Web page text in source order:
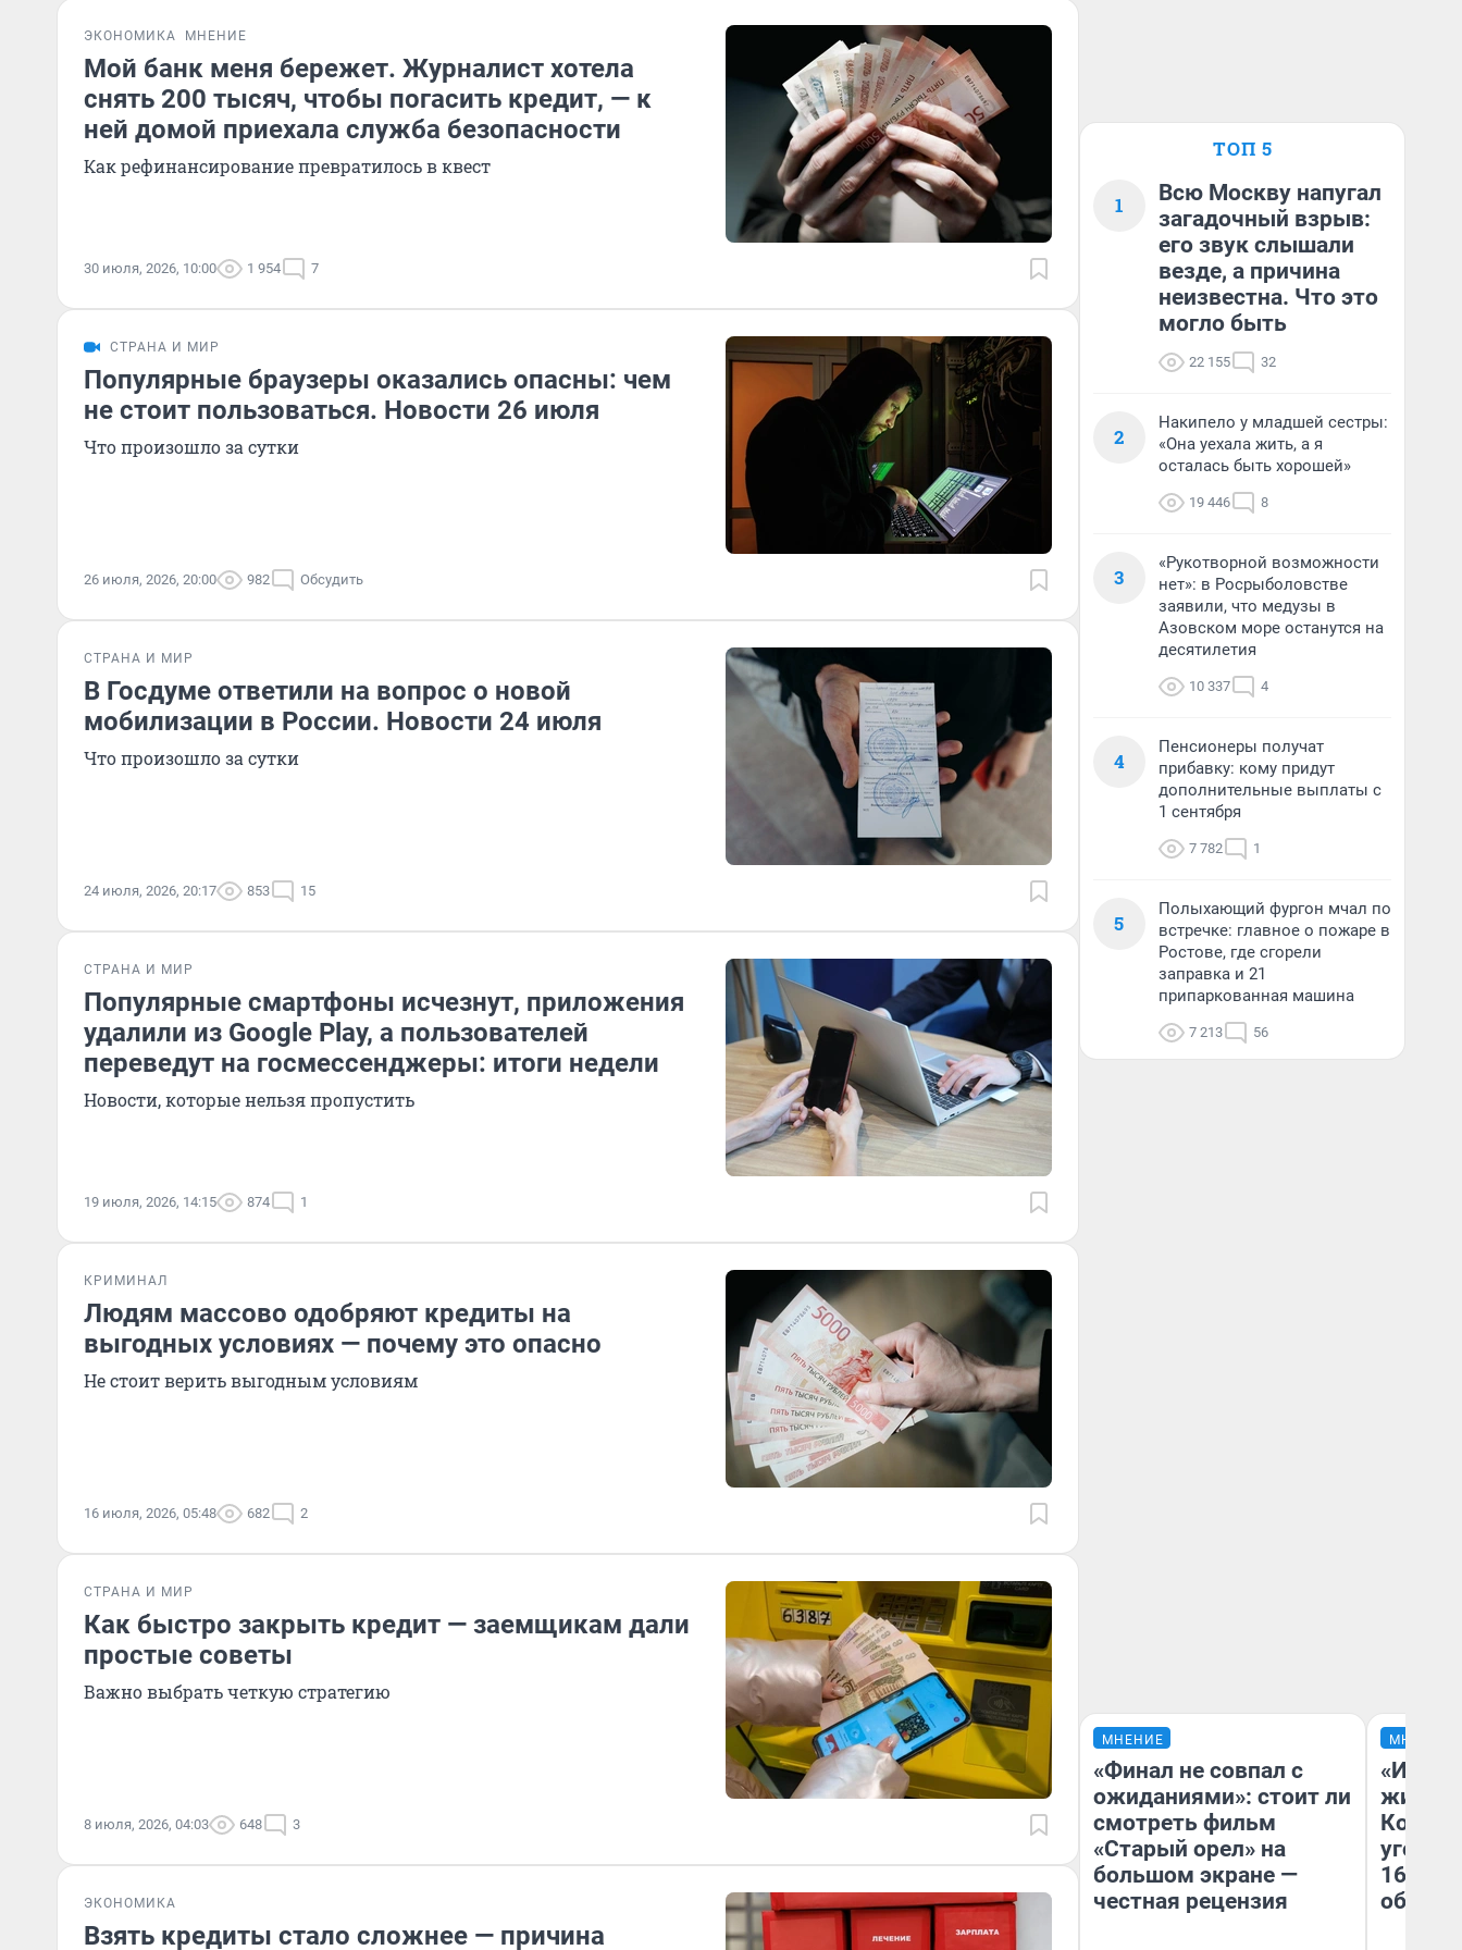
ЭКОНОМИКА МНЕНИЕ
Мой банк меня бережет. Журналист хотела
снять 200 тысяч, чтобы погасить кредит, — к
ней домой приехала служба безопасности
Как рефинансирование превратилось в квест
30 июля, 2026, 10:00 1 954 7
СТРАНА И МИР
Популярные браузеры оказались опасны: чем
не стоит пользоваться. Новости 26 июля
Что произошло за сутки
26 июля, 2026, 20:00 982 Обсудить
СТРАНА И МИР
В Госдуме ответили на вопрос о новой
мобилизации в России. Новости 24 июля
Что произошло за сутки
24 июля, 2026, 20:17 853 15
СТРАНА И МИР
Популярные смартфоны исчезнут, приложения
удалили из Google Play, а пользователей
переведут на госмессенджеры: итоги недели
Новости, которые нельзя пропустить
19 июля, 2026, 14:15 874 1
КРИМИНАЛ
Людям массово одобряют кредиты на
выгодных условиях — почему это опасно
Не стоит верить выгодным условиям
16 июля, 2026, 05:48 682 2
СТРАНА И МИР
Как быстро закрыть кредит — заемщикам дали
простые советы
Важно выбрать четкую стратегию
8 июля, 2026, 04:03 648 3
ЭКОНОМИКА
Взять кредиты стало сложнее — причина
ТОП 5
1
Всю Москву напугал
загадочный взрыв:
его звук слышали
везде, а причина
неизвестна. Что это
могло быть
22 155 32
2
Накипело у младшей сестры:
«Она уехала жить, а я
осталась быть хорошей»
19 446 8
3
«Рукотворной возможности
нет»: в Росрыболовстве
заявили, что медузы в
Азовском море останутся на
десятилетия
10 337 4
4
Пенсионеры получат
прибавку: кому придут
дополнительные выплаты с
1 сентября
7 782 1
5
Полыхающий фургон мчал по
встречке: главное о пожаре в
Ростове, где сгорели
заправка и 21
припаркованная машина
7 213 56
МНЕНИЕ
«Финал не совпал с
ожиданиями»: стоит ли
смотреть фильм
«Старый орел» на
большом экране —
честная рецензия
МНЕНИЕ
«И
жизни
161.RU